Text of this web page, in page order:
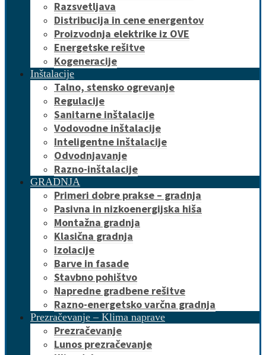
Razsvetljava
Distribucija in cene energentov
Proizvodnja elektrike iz OVE
Energetske rešitve
Kogeneracije
Inštalacije
Talno, stensko ogrevanje
Regulacije
Sanitarne inštalacije
Vodovodne inštalacije
Inteligentne inštalacije
Odvodnjavanje
Razno-inštalacije
GRADNJA
Primeri dobre prakse – gradnja
Pasivna in nizkoenergijska hiša
Montažna gradnja
Klasična gradnja
Izolacije
Barve in fasade
Stavbno pohištvo
Napredne gradbene rešitve
Razno-energetsko varčna gradnja
Prezračevanje – Klima naprave
Prezračevanje
Lunos prezračevanje